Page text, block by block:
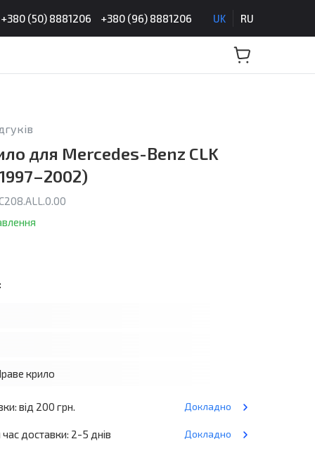
+380 (50) 8881206 +380 (96) 8881206 UK RU
для Mercedes-Benz CLK
крило
від 200 грн. Докладно
доставки: 2-5 днів Докладно